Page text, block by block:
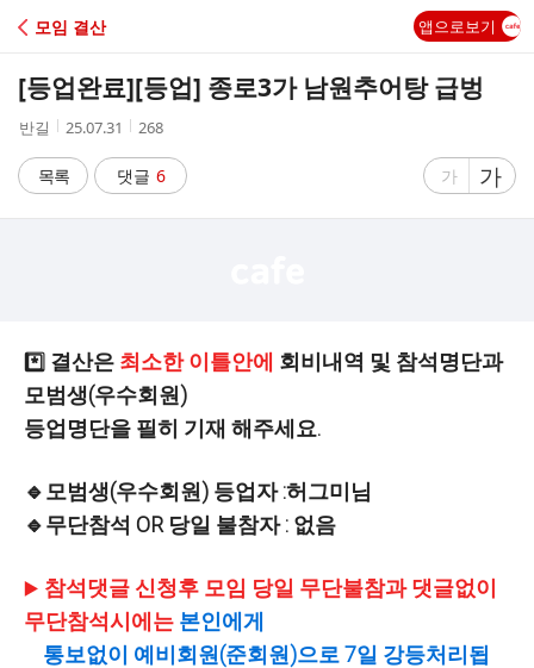
C
A
모임 결산 앱으로보기
[등업완료][등업] 종로3가 남원추어탕 급벙
작
자
반길
작
시
간
25.07.31
조
수
268
목록 댓글 6
글
게
가
글
자
게
가
*️⃣ 결산은 최소한 이틀안에 회비내역 및 참석명단과
모범생(우수회원)
등업명단을 필히 기재 해주세요.
🔹모범생(우수회원) 등업자 :허그미님
🔹무단참석 OR 당일 불참자 : 없음
▶️ 참석댓글 신청후 모임 당일 무단불참과댓글없이
무단참석시에는 본인에게
통보없이 예비회원(준회원)으로 7일 강등처리됩